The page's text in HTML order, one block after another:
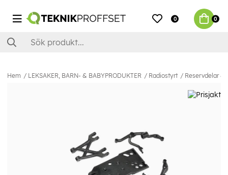
0 0
Hem LEKSAKER, BARN- & BABYPRODUKTER Radiostyrt Reservdelar &